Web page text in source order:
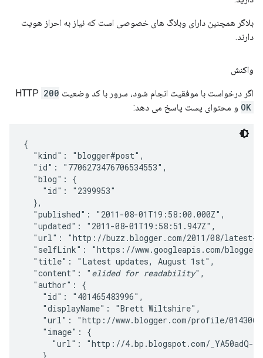
بلاگر همچنین دارای وبلاگ های خصوصی است که نیاز به احراز هویت
دارند.
واکنش
اگر درخواست با موفقیت انجام شود، سرور با کد وضعیت HTTP 200
OK و محتوای پست پاسخ می دهد:
{
  "kind": "blogger#post",
  "id": "7706273476706534553",
  "blog": {
    "id": "2399953"
  },
  "published": "2011-08-01T19:58:00.000Z",
  "updated": "2011-08-01T19:58:51.947Z",
"url": "http://buzz.blogger.com/2011/08/latest-
"selfLink": "https://www.googleapis.com/
  "title": "Latest updates, August 1st",
  "content": "
elided for readability",
  "author": {
    "id": "401465483996",
    "displayName": "Brett Wiltshire",
"url": "http://www.blogger.com/profile/
    "image": {
"url": "http://4.bp.blogspot.com/_YA50adQ-
    }